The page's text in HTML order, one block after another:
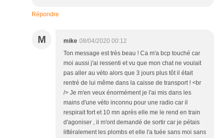
Répondre
M mike 08/04/2020 00:12
Ton message est très beau ! Ca m'a bcp touché car
moi aussi j'ai ressenti et vu que mon chat ne voulait
pas aller au véto alors que 3 jours plus tôt il était
rentré de lui même dans la caisse de transport ! <br
/> Je m'en veux énormément je l'ai mis dans les
mains d'une véto inconnu pour une radio car il
respirait fort et 10 mn après elle me le rend en train
d'agoniser , il m'ont demandé de sortir car je pétais
littéralement les plombs et elle l'a tuée sans moi sans